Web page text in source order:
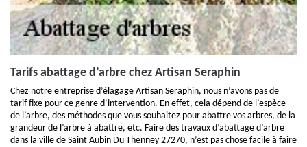
Tarifs abattage d’arbre chez Artisan Seraphin
Chez notre entreprise d’élagage Artisan Seraphin, nous n’avons pas de
tarif fixe pour ce genre d’intervention. En effet, cela dépend de l’espèce
de l’arbre, des méthodes que vous souhaitez pour abattre vos arbres, de la
grandeur de l’arbre à abattre, etc. Faire des travaux d’abattage d’arbre
dans la ville de Saint Aubin Du Thenney 27270, n’est pas chose facile à faire